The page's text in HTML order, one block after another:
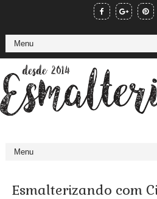
Esmalterizando com